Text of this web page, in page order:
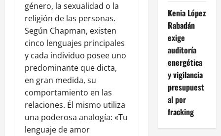
género, la sexualidad o la
religión de las personas.
Según Chapman, existen
cinco lenguajes principales
y cada individuo posee uno
predominante que dicta,
en gran medida, su
comportamiento en las
relaciones. Él mismo utiliza
una poderosa analogía: «Tu
lenguaje de amor
Kenia López
Rabadán
exige
auditoría
energética
y vigilancia
presupuest
al por
fracking